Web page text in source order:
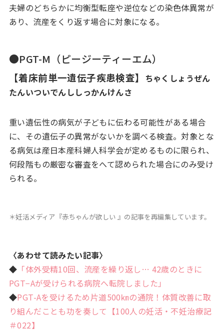
夫婦のどちらかに均衡型転座や逆位などの染色体異常が
あり、流産をくり返す場合に対象になる。
●PGT-M（ピージーティーエム）
【着床前単一遺伝子疾患検査】
ちゃくしょうぜん
たんいついでんししっかんけんさ
重い遺伝性の病気が子どもに伝わる可能性がある場合
に、その遺伝子の異常がないかを調べる検査。対象とな
る病気は産日本産科婦人科学会が定めるものに限られ、
何段階もの厳密な審査をへて認められた場合にのみ受け
られる。
＊妊活メディア『赤ちゃんが欲しい 』の記事を再編集しています。
〈あわせて読みたい記事〉
◆ 「体外受精10回、流産を繰り返し… 42歳のときに
PGT−Aが受けられる病院へ転院しました」
◆PGT-Aを受けるため片道500㎞の通院！体質改善に取
り組んだことも功を奏して【100人の妊活・不妊治療記
＃022】